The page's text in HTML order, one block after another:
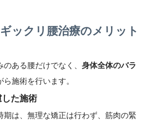
ックリ腰治療のメリット
ある腰だけでなく、 身体全体のバラ
ら施術を行います。
た施術
期は、無理な矯正は行わず、筋肉の緊